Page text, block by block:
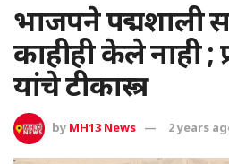
भाजपने पद्मशाली
काहीही केले नाही ;
यांचे टीकास्त्र
by MH13 News 2 years